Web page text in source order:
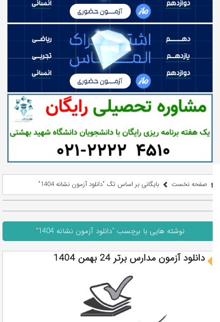
صفحه نخست بایگانی بر اساس تگ "دانلود آزمون نشانه 1404"
نوشته هایی با برچسب "دانلود آزمون نشانه 1404"
دانلود آزمون مدارس برتر 24 بهمن 1404